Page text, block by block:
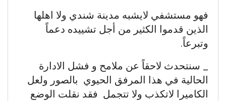
فهو مستشفي لايشبه مدينة شندي ولا اهلها
الذين قدموا الكثير من أجل تشييده دعماً
وتبرعاً.
_ سنتحدث لاحقاً عن ملامح و فشل الادارة
الحالية في هذا المرفق الحيوي بالصور ولعل
الكاميرا لاتكذب ولا تتجمل فقد نقلت الوضع